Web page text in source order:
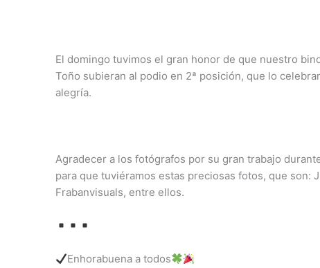
El domingo tuvimos el gran honor de que nuestro
Toño subieran al podio en 2ª posición, que lo
alegría.
Agradecer a los fotógrafos por su gran trabajo
para que tuviéramos estas preciosas fotos, que son:
Frabanvisuals, entre ellos.
Enhorabuena a todos